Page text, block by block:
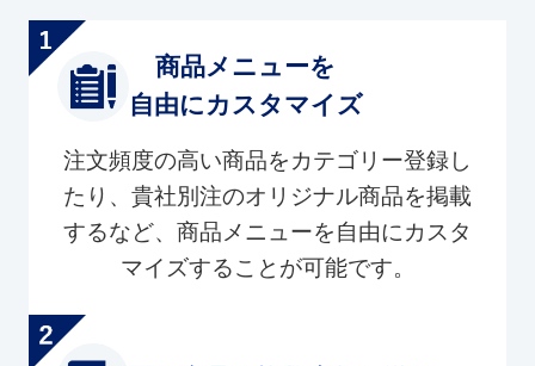
商品メニューを
自由にカスタマイズ
注文頻度の高い商品をカテゴリー登録し
たり、貴社別注のオリジナル商品を掲載
するなど、商品メニューを自由にカスタ
マイズすることが可能です。